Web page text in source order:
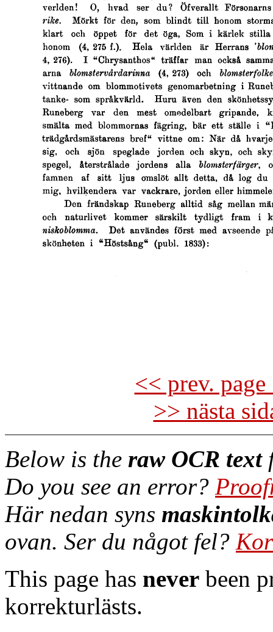
<< prev.
>> nästa
Below is the raw OCR text
Do you see an error?
Här nedan syns
ovan. Ser du något fel?
This page has never been
korrekturlästs.